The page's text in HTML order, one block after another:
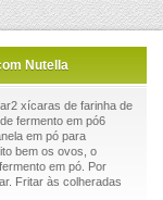
Nutella
xícaras de farinha de
fermento em pó6
em pó para
bem os ovos, o
em pó. Por
Fritar às colheradas